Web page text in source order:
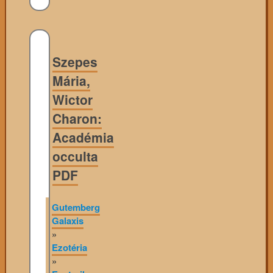
Szepes
Mária,
Wictor
Charon:
Académia
occulta
PDF
Gutemberg
Galaxis
»
Ezotéria
»